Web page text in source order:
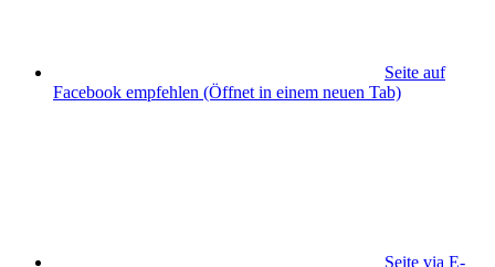
Seite auf
Facebook empfehlen (Öffnet in einem neuen Tab)
Seite via E-